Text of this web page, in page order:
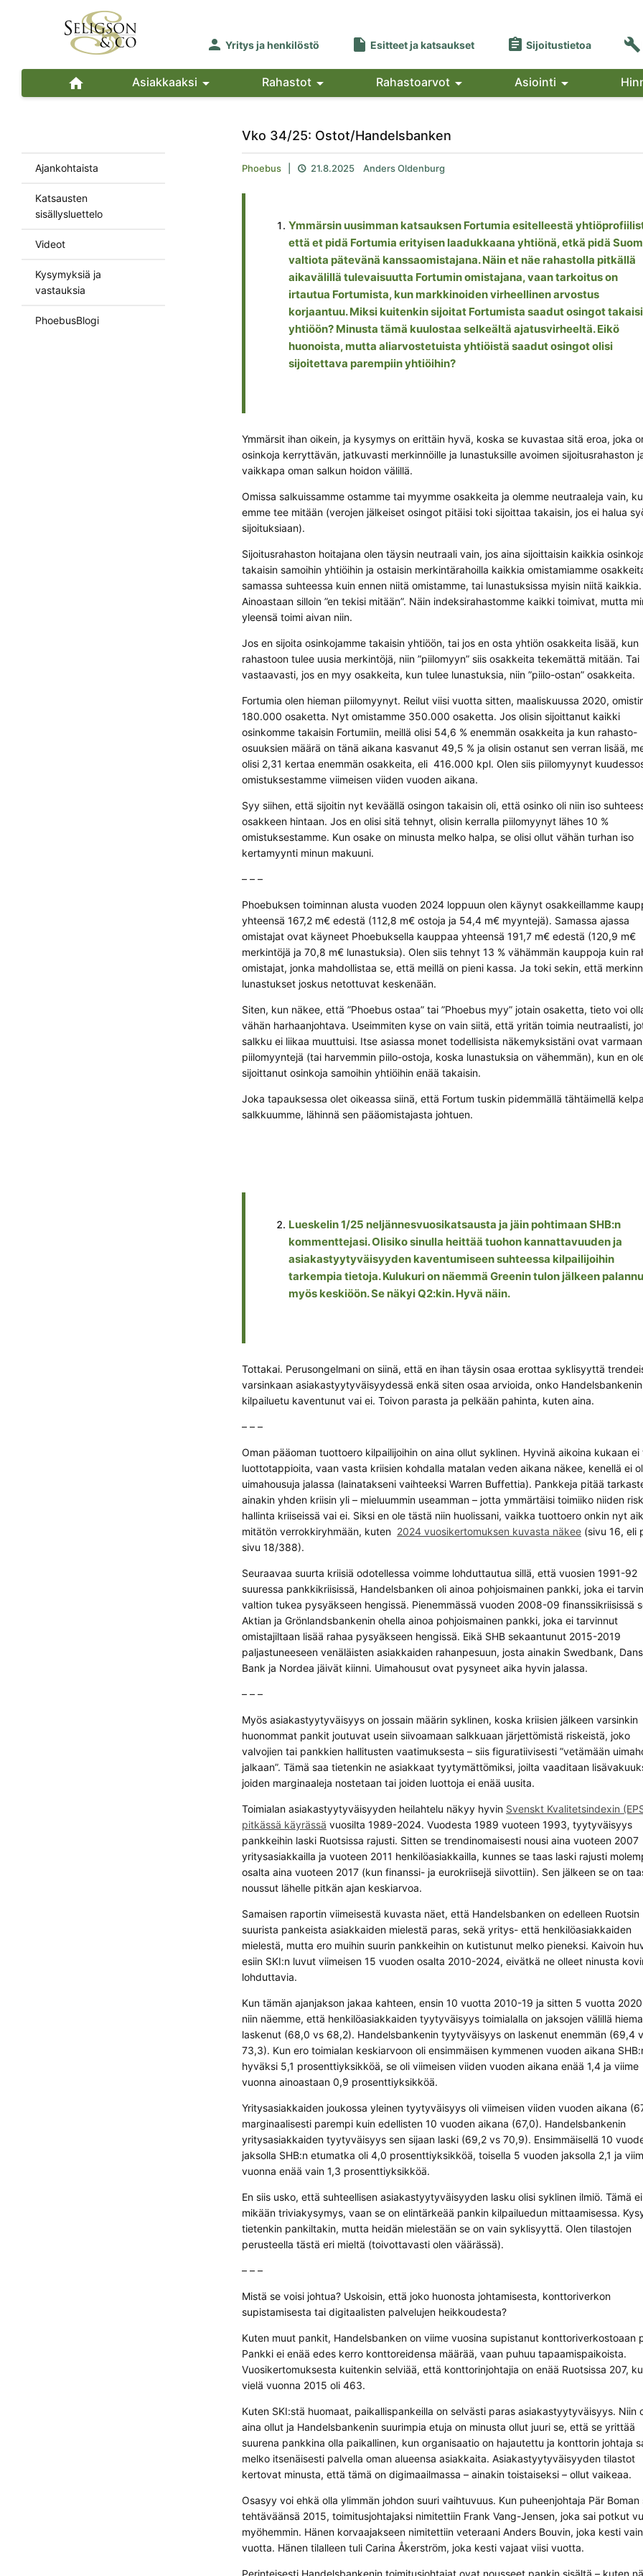
 Yritys ja henkilöstö  Esitteet ja katsaukset  Sijoitustietoa 
 Asiakkaaksi  Rahastot  Rahastoarvot  Asiointi 
Ajankohtaista
Katsausten
sisällysluettelo
Videot
Kysymyksiä ja
vastauksia
PhoebusBlogi
Vko 34/25: Ostot/Handelsbanken
Phoebus  21.8.2025 Anders Oldenburg
Ymmärsin uusimman katsauksen Fortumia esitelleestä
että et pidä Fortumia erityisen laadukkaana yhtiönä, etkä pidä
valtiota pätevänä kanssaomistajana. Näin et näe rahastolla pitkällä
aikavälillä tulevaisuutta Fortumin omistajana, vaan tarkoitus on
irtautua Fortumista, kun markkinoiden virheellinen arvostus
korjaantuu. Miksi kuitenkin sijoitat Fortumista saadut osingot
yhtiöön? Minusta tämä kuulostaa selkeältä ajatusvirheeltä. Eikö
huonoista, mutta aliarvostetuista yhtiöistä saadut osingot olisi
sijoitettava parempiin yhtiöihin?
Ymmärsit ihan oikein, ja kysymys on erittäin hyvä, koska se kuvastaa sitä eroa, joka
osinkoja kerryttävän, jatkuvasti merkinnöille ja lunastuksille avoimen sijoitusrahaston
vaikkapa oman salkun hoidon välillä.
Omissa salkuissamme ostamme tai myymme osakkeita ja olemme neutraaleja vain,
emme tee mitään (verojen jälkeiset osingot pitäisi toki sijoittaa takaisin, jos ei halua
sijoituksiaan).
Sijoitusrahaston hoitajana olen täysin neutraali vain, jos aina sijoittaisin kaikkia
takaisin samoihin yhtiöihin ja ostaisin merkintärahoilla kaikkia omistamiamme
samassa suhteessa kuin ennen niitä omistamme, tai lunastuksissa myisin niitä kaikkia.
Ainoastaan silloin ”en tekisi mitään”. Näin indeksirahastomme kaikki toimivat, mutta
yleensä toimi aivan niin.
Jos en sijoita osinkojamme takaisin yhtiöön, tai jos en osta yhtiön osakkeita lisää, kun
rahastoon tulee uusia merkintöjä, niin ”piilomyyn” siis osakkeita tekemättä mitään. Tai
vastaavasti, jos en myy osakkeita, kun tulee lunastuksia, niin ”piilo-ostan” osakkeita.
Fortumia olen hieman piilomyynyt. Reilut viisi vuotta sitten, maaliskuussa 2020,
180.000 osaketta. Nyt omistamme 350.000 osaketta. Jos olisin sijoittanut kaikki
osinkomme takaisin Fortumiin, meillä olisi 54,6 % enemmän osakkeita ja kun rahasto-
osuuksien määrä on tänä aikana kasvanut 49,5 % ja olisin ostanut sen verran lisää,
olisi 2,31 kertaa enemmän osakkeita, eli 416.000 kpl. Olen siis piilomyynyt
omistuksestamme viimeisen viiden vuoden aikana.
Syy siihen, että sijoitin nyt keväällä osingon takaisin oli, että osinko oli niin iso
osakkeen hintaan. Jos en olisi sitä tehnyt, olisin kerralla piilomyynyt lähes 10 %
omistuksestamme. Kun osake on minusta melko halpa, se olisi ollut vähän turhan iso
kertamyynti minun makuuni.
– – –
Phoebuksen toiminnan alusta vuoden 2024 loppuun olen käynyt osakkeillamme
yhteensä 167,2 m€ edestä (112,8 m€ ostoja ja 54,4 m€ myyntejä). Samassa ajassa
omistajat ovat käyneet Phoebuksella kauppaa yhteensä 191,7 m€ edestä (120,9 m€
merkintöjä ja 70,8 m€ lunastuksia). Olen siis tehnyt 13 % vähämmän kauppoja kuin
omistajat, jonka mahdollistaa se, että meillä on pieni kassa. Ja toki sekin, että
lunastukset joskus netottuvat keskenään.
Siten, kun näkee, että ”Phoebus ostaa” tai ”Phoebus myy” jotain osaketta, tieto voi
vähän harhaanjohtava. Useimmiten kyse on vain siitä, että yritän toimia neutraalisti,
salkku ei liikaa muuttuisi. Itse asiassa monet todellisista näkemyksistäni ovat
piilomyyntejä (tai harvemmin piilo-ostoja, koska lunastuksia on vähemmän), kun en
sijoittanut osinkoja samoihin yhtiöihin enää takaisin.
Joka tapauksessa olet oikeassa siinä, että Fortum tuskin pidemmällä tähtäimellä
salkkuumme, lähinnä sen pääomistajasta johtuen.
Lueskelin 1/25 neljännesvuosikatsausta ja jäin pohtimaan SHB:n
kommenttejasi. Olisiko sinulla heittää tuohon kannattavuuden ja
asiakastyytyväisyyden kaventumiseen suhteessa kilpailijoihin
tarkempia tietoja. Kulukuri on näemmä Greenin tulon jälkeen
myös keskiöön. Se näkyi Q2:kin. Hyvä näin.
Tottakai. Perusongelmani on siinä, että en ihan täysin osaa erottaa syklisyyttä
varsinkaan asiakastyytyväisyydessä enkä siten osaa arvioida, onko Handelsbankenin
kilpailuetu kaventunut vai ei. Toivon parasta ja pelkään pahinta, kuten aina.
– – –
Oman pääoman tuottoero kilpailijoihin on aina ollut syklinen. Hyvinä aikoina kukaan ei
luottotappioita, vaan vasta kriisien kohdalla matalan veden aikana näkee, kenellä ei
uimahousuja jalassa (lainatakseni vaihteeksi Warren Buffettia). Pankkeja pitää
ainakin yhden kriisin yli – mieluummin useamman – jotta ymmärtäisi toimiiko niiden
hallinta kriiseissä vai ei. Siksi en ole tästä niin huolissani, vaikka tuottoero onkin nyt
mitätön verrokkiryhmään, kuten 2024 vuosikertomuksen kuvasta näkee (sivu 16, eli
sivu 18/388).
Seuraavaa suurta kriisiä odotellessa voimme lohduttautua sillä, että vuosien 1991-92
suuressa pankkikriisissä, Handelsbanken oli ainoa pohjoismainen pankki, joka ei
valtion tukea pysyäkseen hengissä. Pienemmässä vuoden 2008-09 finanssikriisissä
Aktian ja Grönlandsbankenin ohella ainoa pohjoismainen pankki, joka ei tarvinnut
omistajiltaan lisää rahaa pysyäkseen hengissä. Eikä SHB sekaantunut 2015-2019
paljastuneeseen venäläisten asiakkaiden rahanpesuun, josta ainakin Swedbank,
Bank ja Nordea jäivät kiinni. Uimahousut ovat pysyneet aika hyvin jalassa.
– – –
Myös asiakastyytyväisyys on jossain määrin syklinen, koska kriisien jälkeen varsinkin
huonommat pankit joutuvat usein siivoamaan salkkuaan järjettömistä riskeistä, joko
valvojien tai pankkien hallitusten vaatimuksesta – siis figuratiivisesti ”vetämään
jalkaan”. Tämä saa tietenkin ne asiakkaat tyytymättömiksi, joilta vaaditaan
joiden marginaaleja nostetaan tai joiden luottoja ei enää uusita.
Toimialan asiakastyytyväisyyden heilahtelu näkyy hyvin Svenskt Kvalitetsindexin
pitkässä käyrässä vuosilta 1989-2024. Vuodesta 1989 vuoteen 1993, tyytyväisyys
pankkeihin laski Ruotsissa rajusti. Sitten se trendinomaisesti nousi aina vuoteen 2007
yritysasiakkailla ja vuoteen 2011 henkilöasiakkailla, kunnes se taas laski rajusti
osalta aina vuoteen 2017 (kun finanssi- ja eurokriisejä siivottiin). Sen jälkeen se on
noussut lähelle pitkän ajan keskiarvoa.
Samaisen raportin viimeisestä kuvasta näet, että Handelsbanken on edelleen Ruotsin
suurista pankeista asiakkaiden mielestä paras, sekä yritys- että henkilöasiakkaiden
mielestä, mutta ero muihin suurin pankkeihin on kutistunut melko pieneksi. Kaivoin
esiin SKI:n luvut viimeisen 15 vuoden osalta 2010-2024, eivätkä ne olleet ninusta
lohduttavia.
Kun tämän ajanjakson jakaa kahteen, ensin 10 vuotta 2010-19 ja sitten 5 vuotta
niin näemme, että henkilöasiakkaiden tyytyväisyys toimialalla on jaksojen välillä
laskenut (68,0 vs 68,2). Handelsbankenin tyytyväisyys on laskenut enemmän (69,4
73,3). Kun ero toimialan keskiarvoon oli ensimmäisen kymmenen vuoden aikana
hyväksi 5,1 prosenttiyksikköä, se oli viimeisen viiden vuoden aikana enää 1,4 ja viime
vuonna ainoastaan 0,9 prosenttiyksikköä.
Yritysasiakkaiden joukossa yleinen tyytyväisyys oli viimeisen viiden vuoden aikana
marginaalisesti parempi kuin edellisten 10 vuoden aikana (67,0). Handelsbankenin
yritysasiakkaiden tyytyväisyys sen sijaan laski (69,2 vs 70,9). Ensimmäisellä 10
jaksolla SHB:n etumatka oli 4,0 prosenttiyksikköä, toisella 5 vuoden jaksolla 2,1 ja
vuonna enää vain 1,3 prosenttiyksikköä.
En siis usko, että suhteellisen asiakastyytyväisyyden lasku olisi syklinen ilmiö. Tämä
mikään triviakysymys, vaan se on elintärkeää pankin kilpailuedun mittaamisessa.
tietenkin pankiltakin, mutta heidän mielestään se on vain syklisyyttä. Olen tilastojen
perusteella tästä eri mieltä (toivottavasti olen väärässä).
– – –
Mistä se voisi johtua? Uskoisin, että joko huonosta johtamisesta, konttoriverkon
supistamisesta tai digitaalisten palvelujen heikkoudesta?
Kuten muut pankit, Handelsbanken on viime vuosina supistanut konttoriverkostoaan
Pankki ei enää edes kerro konttoreidensa määrää, vaan puhuu tapaamispaikoista.
Vuosikertomuksesta kuitenkin selviää, että konttorinjohtajia on enää Ruotsissa 207,
vielä vuonna 2015 oli 463.
Kuten SKI:stä huomaat, paikallispankeilla on selvästi paras asiakastyytyväisyys. Niin
aina ollut ja Handelsbankenin suurimpia etuja on minusta ollut juuri se, että se yrittää
suurena pankkina olla paikallinen, kun organisaatio on hajautettu ja konttorin johtaja
melko itsenäisesti palvella oman alueensa asiakkaita. Asiakastyytyväisyyden tilastot
kertovat minusta, että tämä on digimaailmassa – ainakin toistaiseksi – ollut vaikeaa.
Osasyy voi ehkä olla ylimmän johdon suuri vaihtuvuus. Kun puheenjohtaja Pär Boman
tehtäväänsä 2015, toimitusjohtajaksi nimitettiin Frank Vang-Jensen, joka sai potkut
myöhemmin. Hänen korvaajakseen nimitettiin veteraani Anders Bouvin, joka kesti
vuotta. Hänen tilalleen tuli Carina Åkerström, joka kesti vajaat viisi vuotta.
Perinteisesti Handelsbankenin toimitusjohtajat ovat nousseet pankin sisältä – kuten